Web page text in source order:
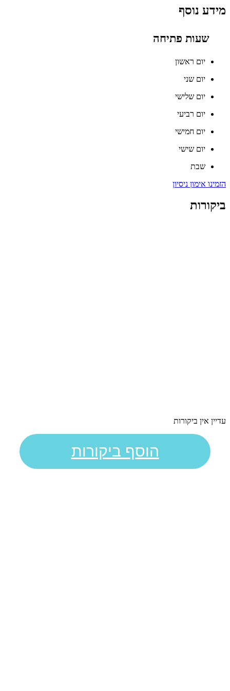
מידע נוסף
שעות פתיחה
יום ראשון
יום שני
יום שלישי
יום רביעי
יום חמישי
יום שישי
שבת
הזמינו אימון ניסיון
ביקורות
עדיין אין ביקורות
הוסף ביקורות